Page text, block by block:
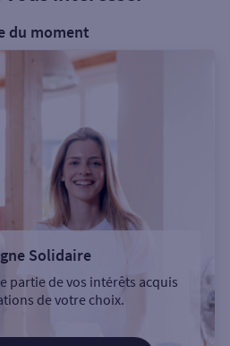
du moment
Solidaire
partie de vos intérêts acquis
de votre choix.